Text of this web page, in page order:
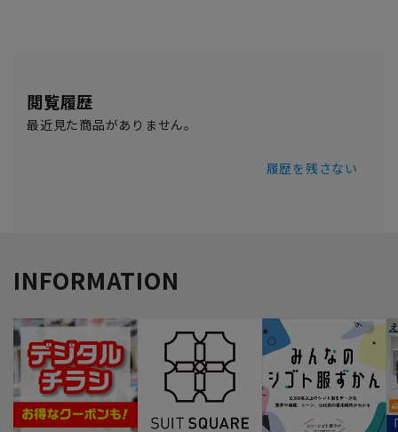
閲覧履歴
最近見た商品がありません。
履歴を残さない
INFORMATION